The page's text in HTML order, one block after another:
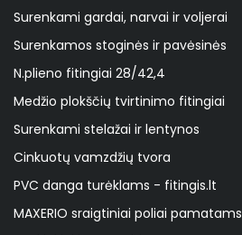
Surenkami gardai, narvai ir voljerai
Surenkamos stoginės ir pavėsinės
N.plieno fitingiai 28/42,4
Medžio plokščių tvirtinimo fitingiai
Surenkami stelažai ir lentynos
Cinkuotų vamzdžių tvora
PVC danga turėklams - fitingis.lt
MAXERIO sraigtiniai poliai pamatams